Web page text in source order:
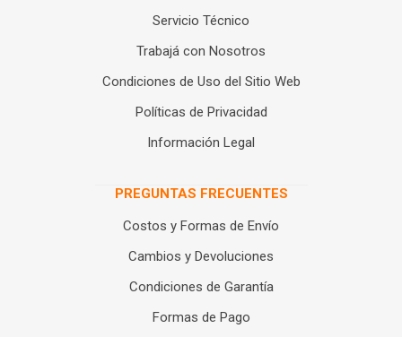
Servicio Técnico
Trabajá con Nosotros
Condiciones de Uso del Sitio Web
Políticas de Privacidad
Información Legal
PREGUNTAS FRECUENTES
Costos y Formas de Envío
Cambios y Devoluciones
Condiciones de Garantía
Formas de Pago